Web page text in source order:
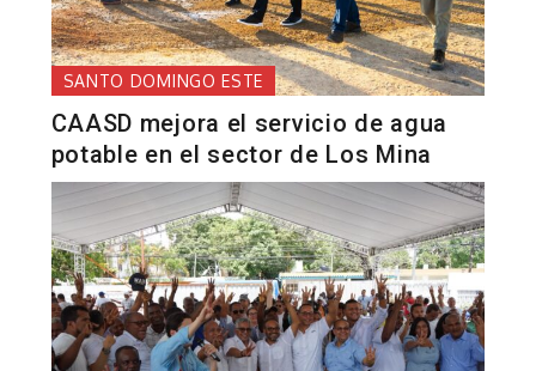
SANTO DOMINGO ESTE
CAASD mejora el servicio de agua
potable en el sector de Los Mina